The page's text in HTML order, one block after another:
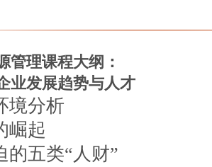
管理课程大纲：
业发展趋势与人才
境分析
崛起
的五类“人财”